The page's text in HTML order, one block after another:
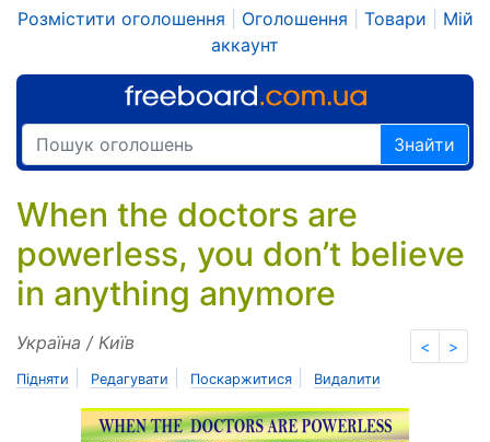
Розмістити оголошення Оголошення Товари
Мій
аккаунт
Знайти
When the doctors are
powerless, you don’t believe
in anything anymore
< >
Україна / Київ
Підняти Редагувати Поскаржитися Видалити